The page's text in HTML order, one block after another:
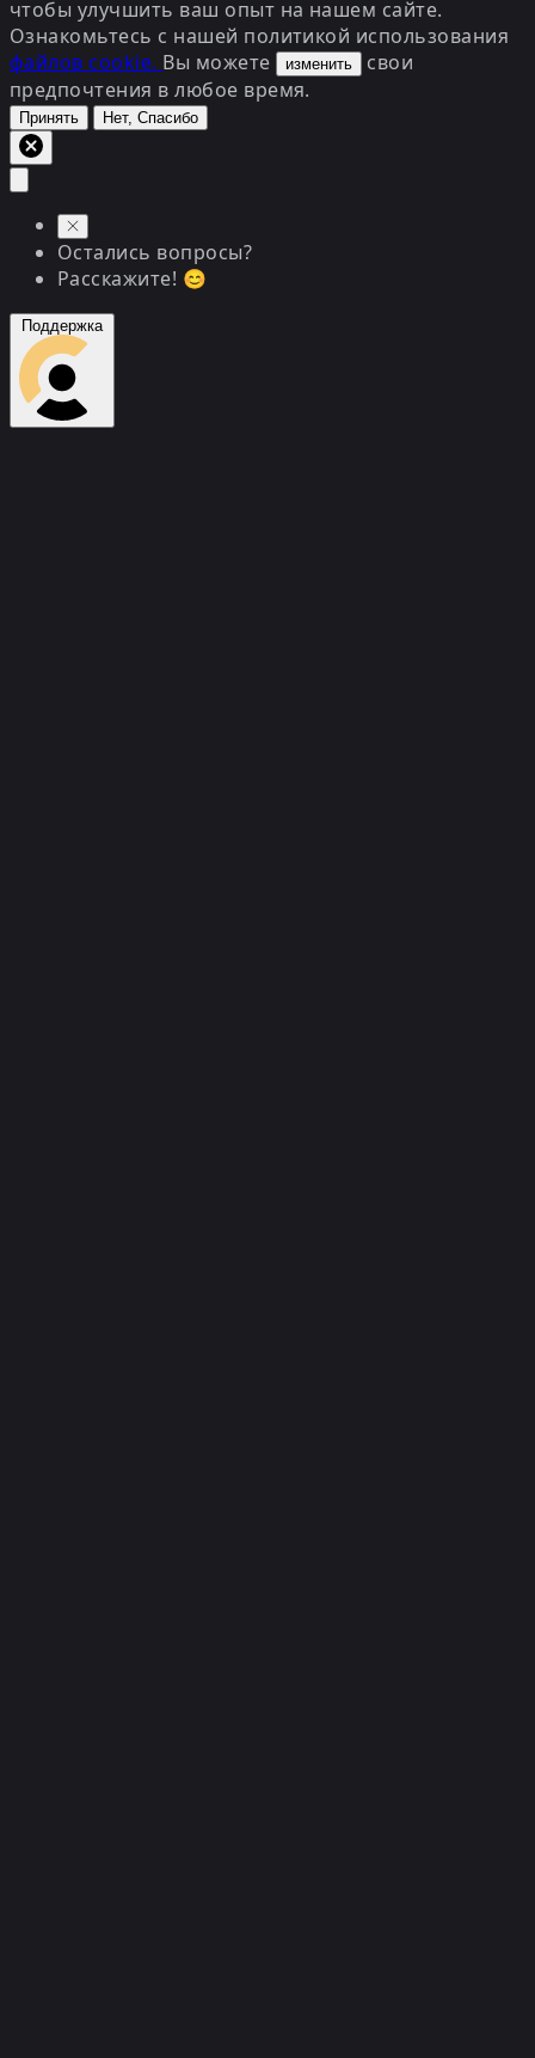
чтобы улучшить ваш опыт на нашем сайте.
Ознакомьтесь с нашей политикой использования
файлов cookie. Вы можете изменить
свои
предпочтения в любое время.
Принять Нет, Спасибо
Остались вопросы?
Расскажите! 😊
Поддержка